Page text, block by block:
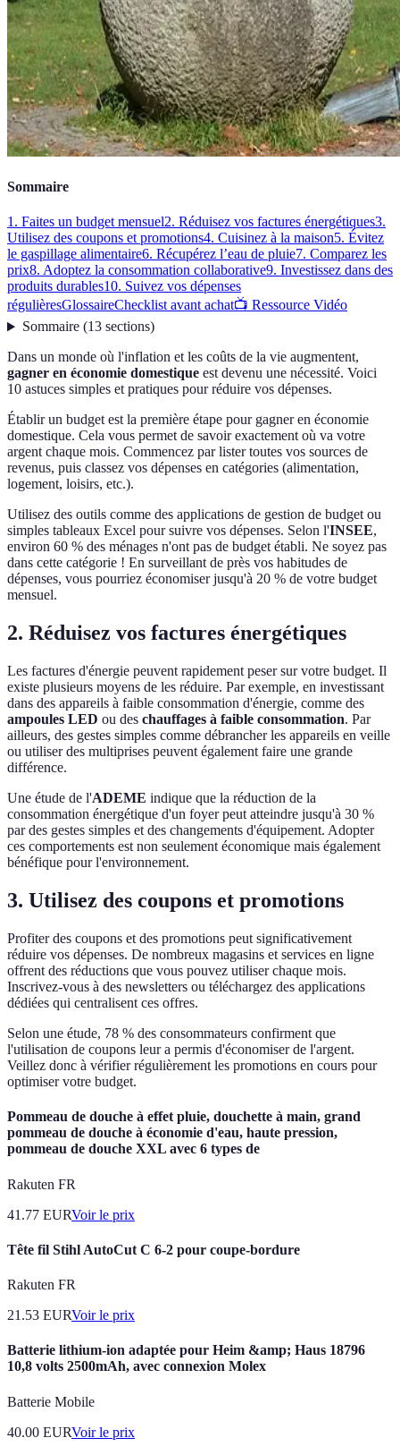
Sommaire
1. Faites un budget mensuel2. Réduisez vos factures énergétiques3.
Utilisez des coupons et promotions4. Cuisinez à la maison5. Évitez
le gaspillage alimentaire6. Récupérez l’eau de pluie7. Comparez les
prix8. Adoptez la consommation collaborative9. Investissez dans des
produits durables10. Suivez vos dépenses
régulièresGlossaireChecklist avant achat📺 Ressource Vidéo
Sommaire(13 sections)
Dans un monde où l'inflation et les coûts de la vie augmentent,
gagner en économie domestique est devenu une nécessité. Voici
10 astuces simples et pratiques pour réduire vos dépenses.
Établir un budget est la première étape pour gagner en économie
domestique. Cela vous permet de savoir exactement où va votre
argent chaque mois. Commencez par lister toutes vos sources de
revenus, puis classez vos dépenses en catégories (alimentation,
logement, loisirs, etc.).
Utilisez des outils comme des applications de gestion de budget ou
simples tableaux Excel pour suivre vos dépenses. Selon l'INSEE,
environ 60 % des ménages n'ont pas de budget établi. Ne soyez pas
dans cette catégorie ! En surveillant de près vos habitudes de
dépenses, vous pourriez économiser jusqu'à 20 % de votre budget
mensuel.
2. Réduisez vos factures énergétiques
Les factures d'énergie peuvent rapidement peser sur votre budget. Il
existe plusieurs moyens de les réduire. Par exemple, en investissant
dans des appareils à faible consommation d'énergie, comme des
ampoules LED ou des chauffages à faible consommation. Par
ailleurs, des gestes simples comme débrancher les appareils en veille
ou utiliser des multiprises peuvent également faire une grande
différence.
Une étude de l'ADEME indique que la réduction de la
consommation énergétique d'un foyer peut atteindre jusqu'à 30 %
par des gestes simples et des changements d'équipement. Adopter
ces comportements est non seulement économique mais également
bénéfique pour l'environnement.
3. Utilisez des coupons et promotions
Profiter des coupons et des promotions peut significativement
réduire vos dépenses. De nombreux magasins et services en ligne
offrent des réductions que vous pouvez utiliser chaque mois.
Inscrivez-vous à des newsletters ou téléchargez des applications
dédiées qui centralisent ces offres.
Selon une étude, 78 % des consommateurs confirment que
l'utilisation de coupons leur a permis d'économiser de l'argent.
Veillez donc à vérifier régulièrement les promotions en cours pour
optimiser votre budget.
Pommeau de douche à effet pluie, douchette à main, grand
pommeau de douche à économie d'eau, haute pression,
pommeau de douche XXL avec 6 types de
Rakuten FR
41.77 EURVoir le prix
Tête fil Stihl AutoCut C 6-2 pour coupe-bordure
Rakuten FR
21.53 EURVoir le prix
Batterie lithium-ion adaptée pour Heim &amp; Haus 18796
10,8 volts 2500mAh, avec connexion Molex
Batterie Mobile
40.00 EURVoir le prix